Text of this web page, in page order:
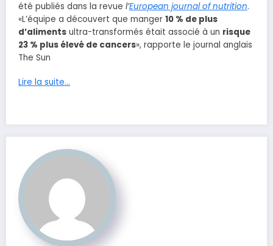
été publiés dans la revue l’European journal of nutrition.
«L’équipe a découvert que manger 10 % de plus
d’aliments ultra-transformés était associé à un risque
23 % plus élevé de cancers», rapporte le journal anglais
The Sun
Lire la suite…